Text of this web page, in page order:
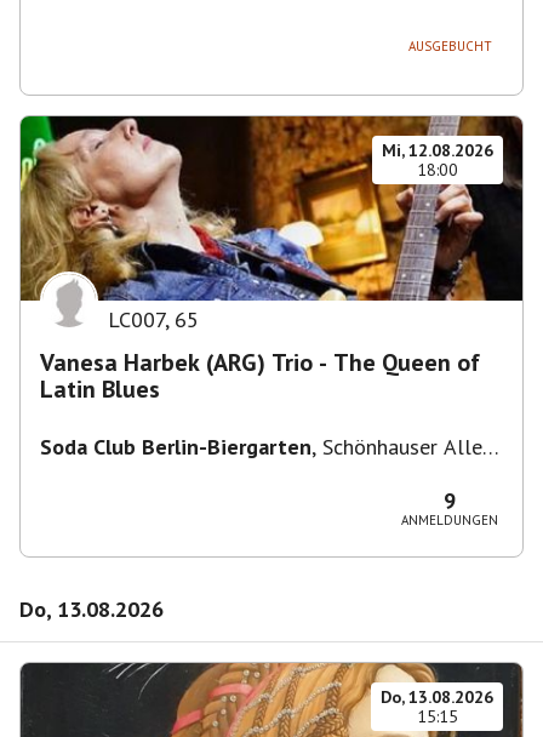
AUSGEBUCHT
Mi, 12.08.2026
18:00
LC007, 65
Vanesa Harbek (ARG) Trio - The Queen of
Latin Blues
Soda Club Berlin-Biergarten, Schönhauser Allee
9
ANMELDUNGEN
Do, 13.08.2026
Do, 13.08.2026
15:15